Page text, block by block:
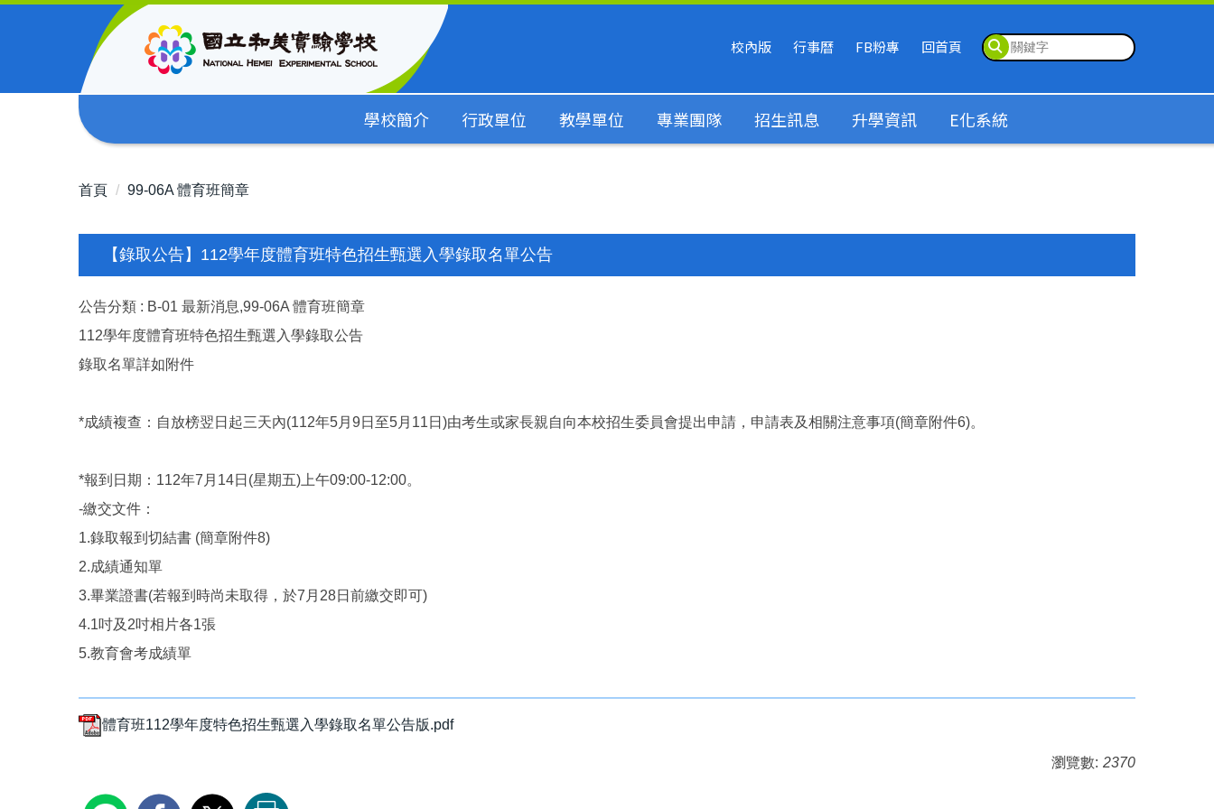
校內版 行事曆 FB粉專 回首頁
學校簡介 行政單位 教學單位 專業團隊 招生訊息 升學資訊 E化系統
首頁 99-06A 體育班簡章
【錄取公告】112學年度體育班特色招生甄選入學錄取名單公告
公告分類 : B-01 最新消息,99-06A 體育班簡章
112學年度體育班特色招生甄選入學錄取公告
錄取名單詳如附件
*成績複查：自放榜翌日起三天內(112年5月9日至5月11日)由考生或家長親自向本校招生委員會提出申請，申請表及相關注意事項(簡章附件6)。
*報到日期：112年7月14日(星期五)上午09:00-12:00。
-繳交文件：
1.錄取報到切結書 (簡章附件8)
2.成績通知單
3.畢業證書(若報到時尚未取得，於7月28日前繳交即可)
4.1吋及2吋相片各1張
5.教育會考成績單
體育班112學年度特色招生甄選入學錄取名單公告版.pdf
瀏覽數: 2370